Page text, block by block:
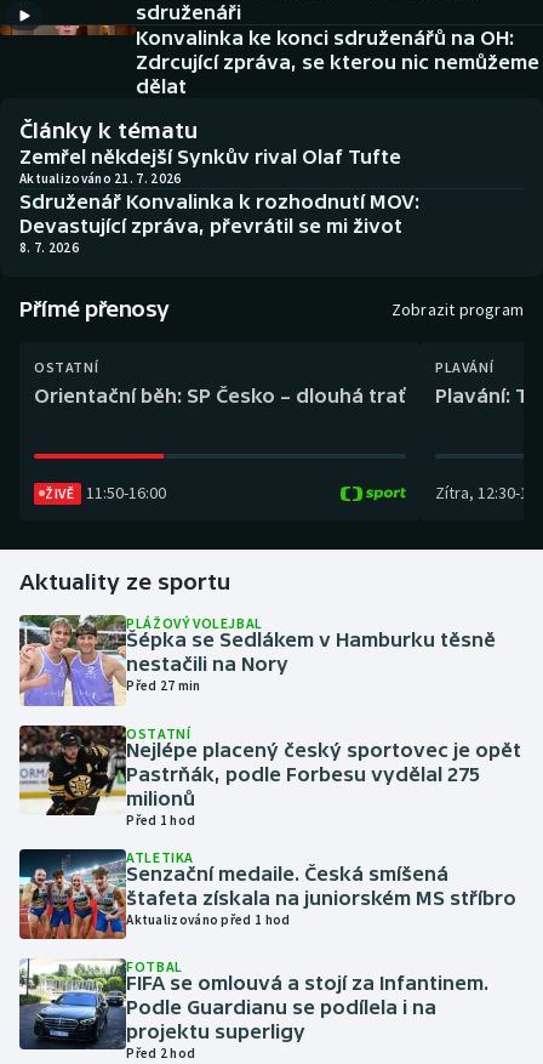
Baseball a softbal
Biatlon
Boby a skeleton
Curling
Dostihy
Futsal
Golf
Gymnastika
Házená
Jezdectví
Judo
Krasobruslení
Lezení
Lyže a snowboard
Moderní pětiboj
Soutěže
Historické návraty
Aplikace ČT sport
AZ kvíz
sdruženáři
Konvalinka ke konci sdruženářů na OH:
Zdrcující zpráva, se kterou nic nemůžeme
dělat
Články k tématu
Zemřel někdejší Synkův rival Olaf Tufte
Aktualizováno 21. 7. 2026
Sdruženář Konvalinka k rozhodnutí MOV:
Devastující zpráva, převrátil se mi život
8. 7. 2026
Přímé přenosy Zobrazit program
OSTATNÍ
Orientační běh: SP Česko – dlouhá trať
ŽIVĚ 11:50-16:00
PLAVÁNÍ
Plavání:
Zítra, 12:30-
Aktuality ze sportu
PLÁŽOVÝ VOLEJBAL
Šépka se Sedlákem v Hamburku těsně
nestačili na Nory
Před 27 min
OSTATNÍ
Nejlépe placený český sportovec je opět
Pastrňák, podle Forbesu vydělal 275
milionů
Před 1 hod
ATLETIKA
Senzační medaile. Česká smíšená
štafeta získala na juniorském MS stříbro
Aktualizováno před 1 hod
FOTBAL
FIFA se omlouvá a stojí za Infantinem.
Podle Guardianu se podílela i na
projektu superligy
Před 2 hod